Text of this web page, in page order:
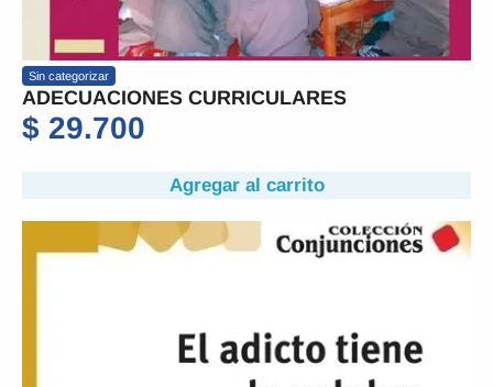
Sin categorizar
ADECUACIONES CURRICULARES
$ 29.700
Agregar al carrito